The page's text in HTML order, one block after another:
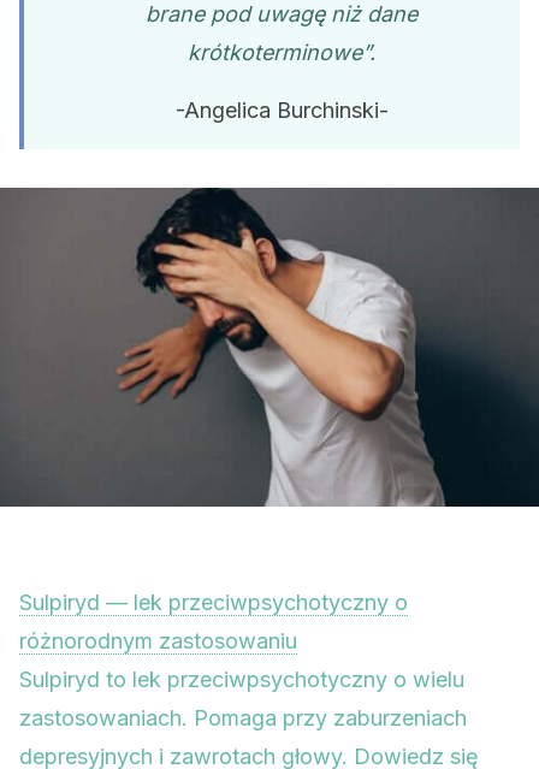
brane pod uwagę niż dane
krótkoterminowe”.
-Angelica Burchinski-
Sulpiryd — lek przeciwpsychotyczny o
różnorodnym zastosowaniu
Sulpiryd to lek przeciwpsychotyczny o wielu
zastosowaniach. Pomaga przy zaburzeniach
depresyjnych i zawrotach głowy. Dowiedz się